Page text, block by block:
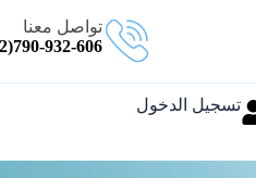
تواصل معنا
790-932-606(962)+
تسجيل الدخول